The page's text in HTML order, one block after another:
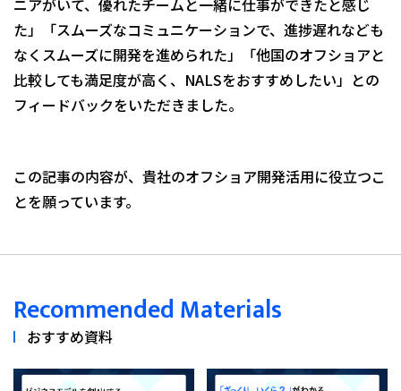
ニアがいて、優れたチームと一緒に仕事ができたと感じ
た」「スムーズなコミュニケーションで、進捗遅れなども
なくスムーズに開発を進められた」「他国のオフショアと
比較しても満足度が高く、NALSをおすすめしたい」との
フィードバックをいただきました。
この記事の内容が、貴社のオフショア開発活用に役立つこ
とを願っています。
Recommended Materials
おすすめ資料